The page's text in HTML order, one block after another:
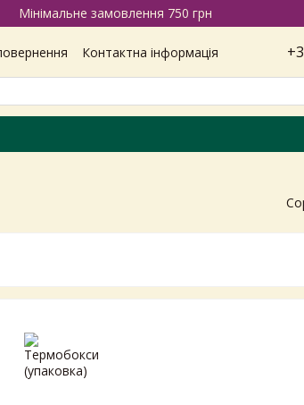
Мінімальне замовлення 750 грн
Контактна інформація